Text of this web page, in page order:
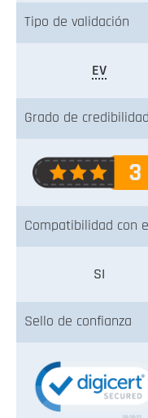
Tipo de validación
EV
Grado de credibilidad
Compatibilidad con
SI
Sello de confianza